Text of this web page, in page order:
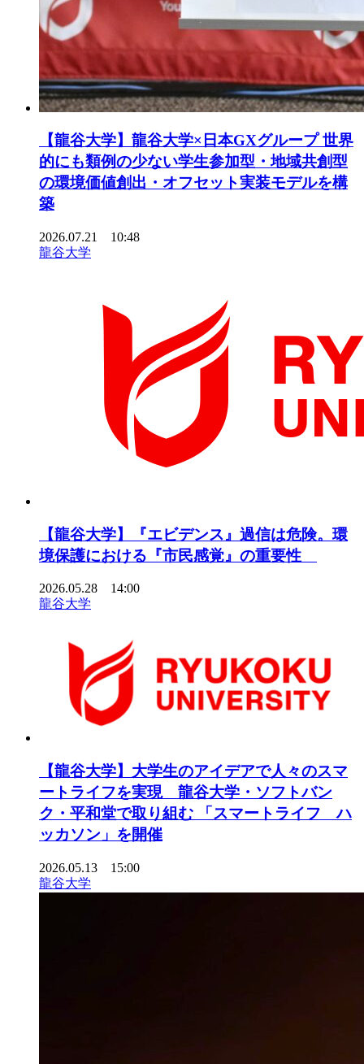
【龍谷大学】龍谷大学×日本GXグループ 世界
的にも類例の少ない学生参加型・地域共創型
の環境価値創出・オフセット実装モデルを構
築
2026.07.21 10:48
龍谷大学
【龍谷大学】『エビデンス』過信は危険。環
境保護における『市民感覚』の重要性
2026.05.28 14:00
龍谷大学
【龍谷大学】大学生のアイデアで人々のスマ
ートライフを実現 龍谷大学・ソフトバン
ク・平和堂で取り組む 「スマートライフ ハ
ッカソン」を開催
2026.05.13 15:00
龍谷大学